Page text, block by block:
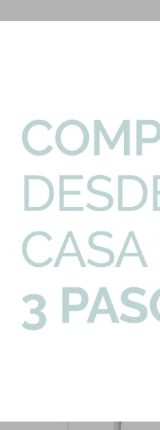
Recto 80 Cms. Para Discapacitados F...